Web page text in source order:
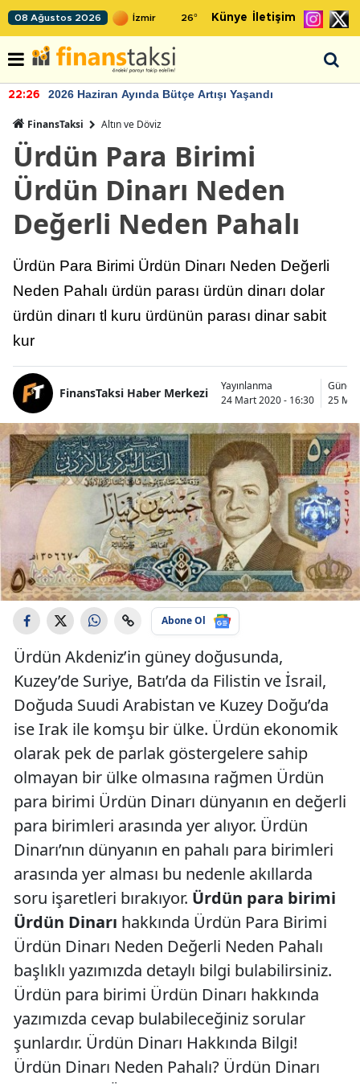
08 Ağustos 2026 26° Künye İletişim
22:26 2026 Haziran Ayında Bütçe Artışı Yaşandı
FinansTaksi Altın ve Döviz
Ürdün Para Birimi
Ürdün Dinarı Neden
Değerli Neden Pahalı
Ürdün Para Birimi Ürdün Dinarı Neden Değerli
Neden Pahalı ürdün parası ürdün dinarı dolar
ürdün dinarı tl kuru ürdünün parası dinar sabit
kur
FinansTaksi Haber Merkezi
Yayınlanma
24 Mart 2020 - 16:30
25
Abone Ol
Ürdün Akdeniz’in güney doğusunda,
Kuzey’de Suriye, Batı’da da Filistin ve İsrail,
Doğuda Suudi Arabistan ve Kuzey Doğu’da
ise Irak ile komşu bir ülke. Ürdün ekonomik
olarak pek de parlak göstergelere sahip
olmayan bir ülke olmasına rağmen Ürdün
para birimi Ürdün Dinarı dünyanın en değerli
para birimleri arasında yer alıyor. Ürdün
Dinarı’nın dünyanın en pahalı para birimleri
arasında yer alması bu nedenle akıllarda
soru işaretleri bırakıyor. Ürdün para birimi
Ürdün Dinarı hakkında Ürdün Para Birimi
Ürdün Dinarı Neden Değerli Neden Pahalı
başlıklı yazımızda detaylı bilgi bulabilirsiniz.
Ürdün para birimi Ürdün Dinarı hakkında
yazımızda cevap bulabileceğiniz sorular
şunlardır. Ürdün Dinarı Hakkında Bilgi!
Ürdün Dinarı Neden Pahalı? Ürdün Dinarı